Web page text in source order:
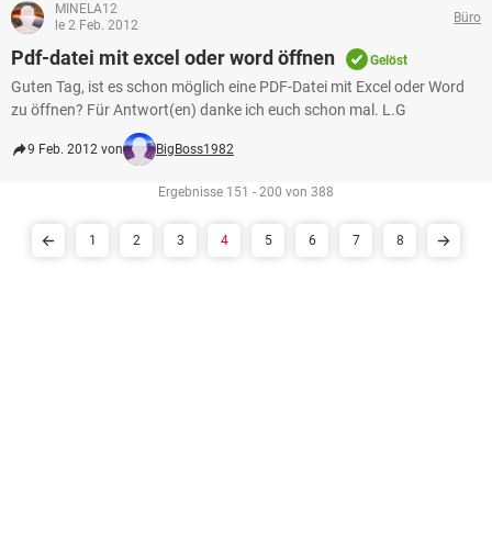
MINELA12
le 2 Feb. 2012
Büro
Pdf-datei mit excel oder word öffnen Gelöst
Guten Tag, ist es schon möglich eine PDF-Datei mit Excel oder Word
zu öffnen? Für Antwort(en) danke ich euch schon mal. L.G
9 Feb. 2012 von BigBoss1982
Ergebnisse 151 - 200 von 388
1 2 3 4 5 6 7 8